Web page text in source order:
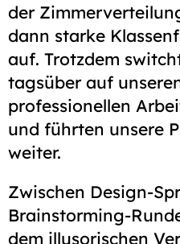
der
dann starke
auf. Trotzdem
tagsüber auf
professionellen
und führten unsere
weiter.
Zwischen Design-
Brain­storming-
dem illusorischen